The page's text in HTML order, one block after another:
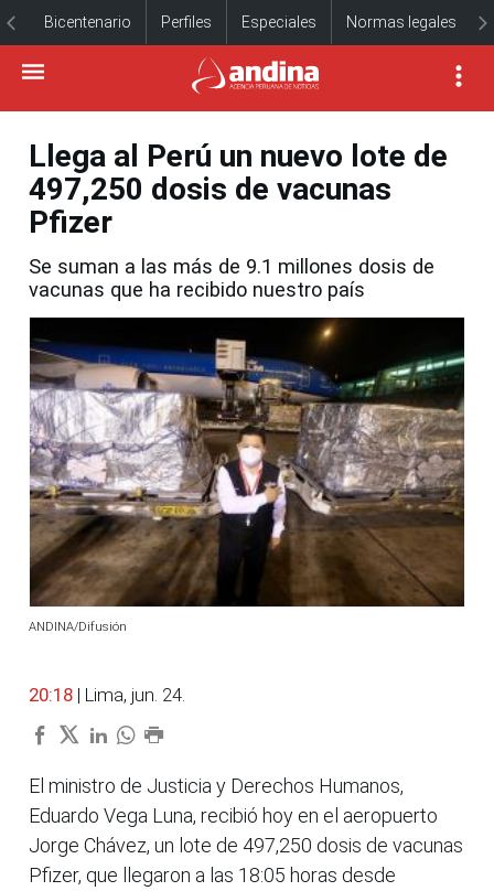
Bicentenario Perfiles Especiales Normas legales
Llega al Perú un nuevo lote de
497,250 dosis de vacunas
Pfizer
Se suman a las más de 9.1 millones dosis de
vacunas que ha recibido nuestro país
ANDINA/Difusión
20:18 | Lima, jun. 24.
El ministro de Justicia y Derechos Humanos,
Eduardo Vega Luna, recibió hoy en el aeropuerto
Jorge Chávez, un lote de 497,250 dosis de vacunas
Pfizer, que llegaron a las 18:05 horas desde